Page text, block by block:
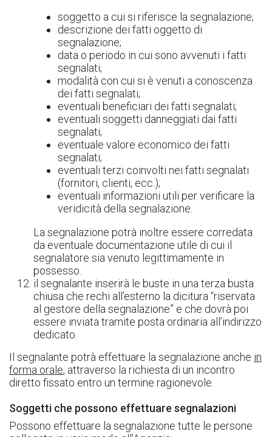
soggetto a cui si riferisce la segnalazione;
descrizione dei fatti oggetto di
segnalazione;
data o periodo in cui sono avvenuti i fatti
segnalati;
modalità con cui si è venuti a conoscenza
dei fatti segnalati;
eventuali beneficiari dei fatti segnalati;
eventuali soggetti danneggiati dai fatti
segnalati;
eventuale valore economico dei fatti
segnalati;
eventuali terzi coinvolti nei fatti segnalati
(fornitori, clienti, ecc.);
eventuali informazioni utili per verificare la
veridicità della segnalazione.
La segnalazione potrà inoltre essere corredata
da eventuale documentazione utile di cui il
segnalatore sia venuto legittimamente in
possesso.
il segnalante inserirà le buste in una terza busta
chiusa che rechi all’esterno la dicitura “riservata
al gestore della segnalazione” e che dovrà poi
essere inviata tramite posta ordinaria all’indirizzo
dedicato.
Il segnalante potrà effettuare la segnalazione anche in
forma orale, attraverso la richiesta di un incontro
diretto fissato entro un termine ragionevole.
Soggetti che possono effettuare segnalazioni
Possono effettuare la segnalazione tutte le persone